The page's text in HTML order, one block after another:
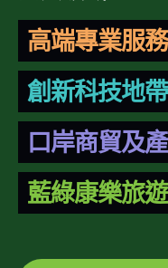
高端專業服
創新科技地帶
口岸商貿及
藍綠康樂旅